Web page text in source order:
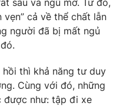
cả về thể chất lẫn
người đã bị mất ngủ
thì khả năng tư duy
Cùng với đó, những
được như: tập đi xe